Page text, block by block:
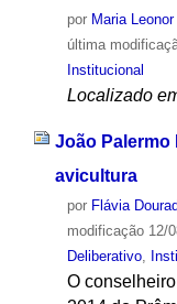
por Maria
última
Institucional
Localizado
João Palermo
avicultura
por Flávia
modificação12/
Deliberativo,
O